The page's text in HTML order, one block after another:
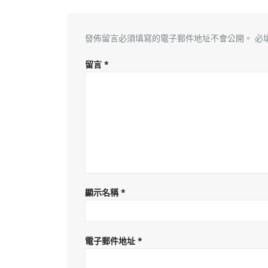
發佈留言必須填寫的電子郵件地址不會公開。 必
留言 *
顯示名稱*
電子郵件地址 *